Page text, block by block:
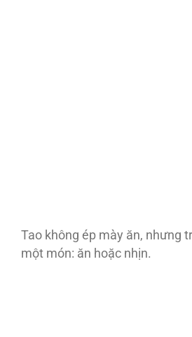
Tao không ép mày ăn, nhưng
một món: ăn hoặc nhịn.